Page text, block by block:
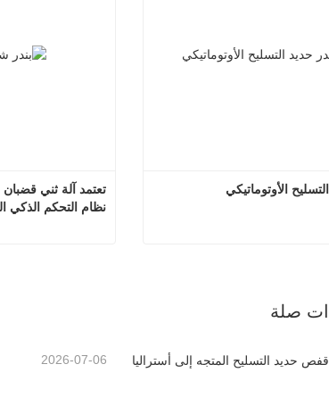
نظام التحكم الذكي
الأوتوماتيكي
صلة
حديد التسليح المتجه إلى أستراليا 2026-07-06